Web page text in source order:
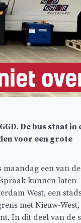
De bus staat in
voor een grote
maandag een van
kunnen laten
West, een
met Nieuw-
In dit deel van de